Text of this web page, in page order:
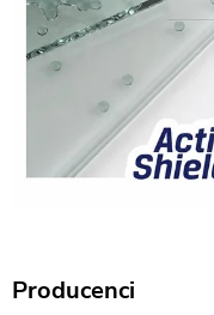
Producenci